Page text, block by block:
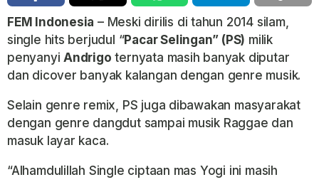
FEM Indonesia – Meski dirilis di tahun 2014 silam,
single hits berjudul “Pacar Selingan” (PS) milik
penyanyiAndrigo ternyata masih banyak diputar
dan dicover banyak kalangan dengan genre musik.
Selain genre remix, PS juga dibawakan masyarakat
dengan genre dangdut sampai musik Raggae dan
masuk layar kaca.
“Alhamdulillah Single ciptaan mas Yogi ini masih